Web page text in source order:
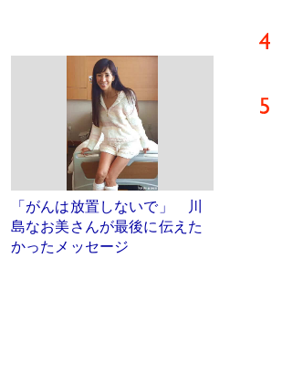
「がんは放置しないで」 川
島なお美さんが最後に伝えた
かったメッセージ